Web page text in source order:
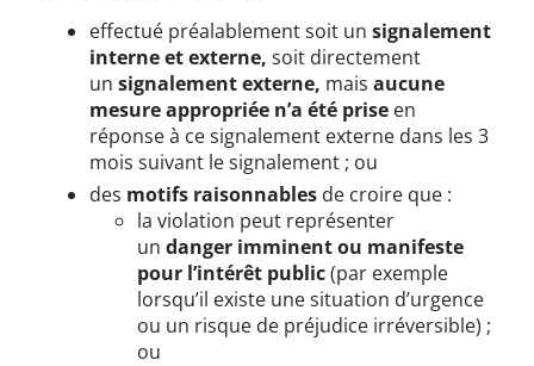
effectué préalablement soit un signalement
interne et externe, soit directement
un signalement externe, mais aucune
mesure appropriée n’a été prise en
réponse à ce signalement externe dans les 3
mois suivant le signalement ; ou
des motifs raisonnables de croire que :
la violation peut représenter
un danger imminent ou manifeste
pour l’intérêt public(par exemple
lorsqu’il existe une situation d’urgence
ou un risque de préjudice irréversible) ;
ou